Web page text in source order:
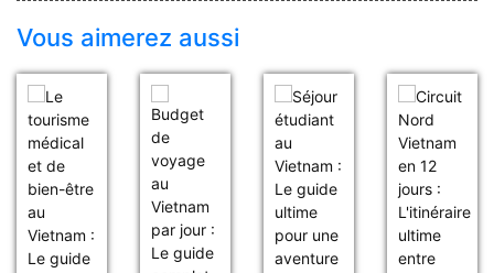
Vous aimerez aussi